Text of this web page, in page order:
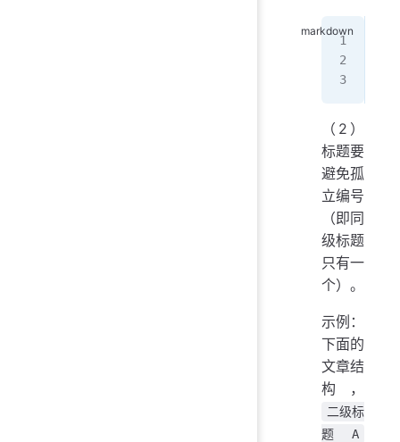
（2）
标题要
避免孤
立编号
（即同
级标题
只有一
个）。
示例：
下面的
文章结
构，
二级标
题 A